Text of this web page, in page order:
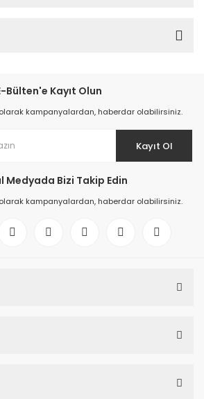
Bülten'e Kayıt Olun
kampanyalardan, haberdar olabilirsiniz.
Kayıt Ol
Medyada Bizi Takip Edin
kampanyalardan, haberdar olabilirsiniz.